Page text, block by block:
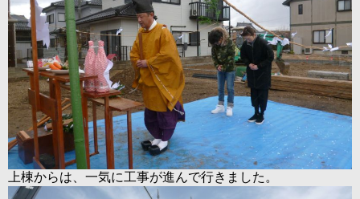
上棟からは、一気に工事が進んで行きました。